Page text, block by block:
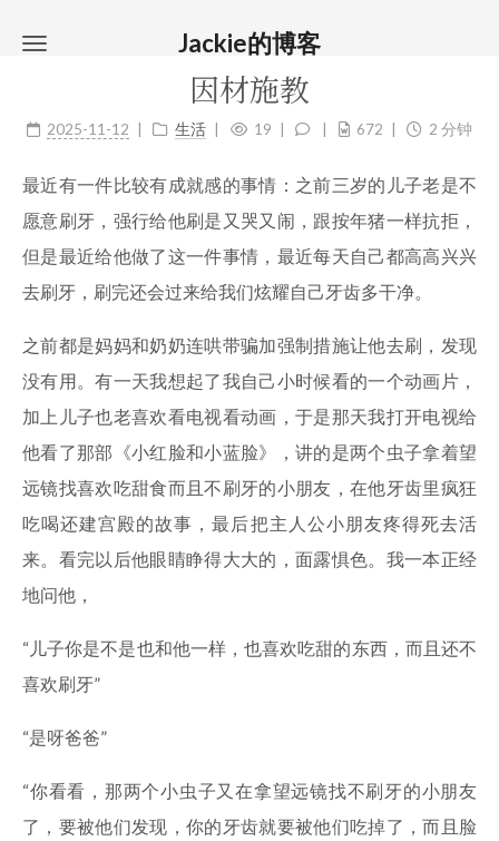
Jackie的博客
因材施教
2025-11-12 生活 19 672 2 分钟
最近有一件比较有成就感的事情：之前三岁的儿子老是不
愿意刷牙，强行给他刷是又哭又闹，跟按年猪一样抗拒，
但是最近给他做了这一件事情，最近每天自己都高高兴兴
去刷牙，刷完还会过来给我们炫耀自己牙齿多干净。
之前都是妈妈和奶奶连哄带骗加强制措施让他去刷，发现
没有用。有一天我想起了我自己小时候看的一个动画片，
加上儿子也老喜欢看电视看动画，于是那天我打开电视给
他看了那部《小红脸和小蓝脸》，讲的是两个虫子拿着望
远镜找喜欢吃甜食而且不刷牙的小朋友，在他牙齿里疯狂
吃喝还建宫殿的故事，最后把主人公小朋友疼得死去活
来。看完以后他眼睛睁得大大的，面露惧色。我一本正经
地问他，
“儿子你是不是也和他一样，也喜欢吃甜的东西，而且还不
喜欢刷牙”
“是呀爸爸”
“你看看，那两个小虫子又在拿望远镜找不刷牙的小朋友
了，要被他们发现，你的牙齿就要被他们吃掉了，而且脸